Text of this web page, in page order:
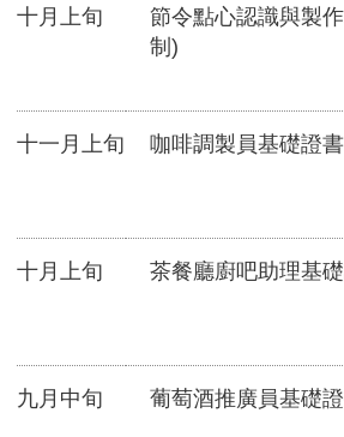
十月上旬
節令點心認識與製
制)
十一月上旬 咖啡調製員基礎證書
十月上旬 茶餐廳廚吧助理基
九月中旬 葡萄酒推廣員基礎